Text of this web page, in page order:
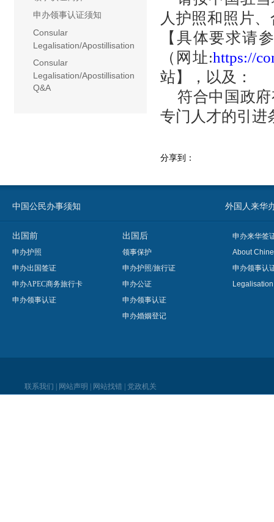
申办领事认证须知
Consular
Legalisation/Apostillisation
Consular
Legalisation/Apostillisation
Q&A
人护照和照片
【具体要求请
（网址:https://
站】
，以及：
符合中国政
专门人才的引进
分享到：
中国公民办事须知 外国人来华
出国前
申办护照
申办出国签证
申办APEC商务旅行卡
申办领事认证
出国后
领事保护
申办护照/旅行证
申办公证
申办领事认证
申办婚姻登记
申办来华签
About
申办领事认
联系我们 网站声明 网站找错 党政机关